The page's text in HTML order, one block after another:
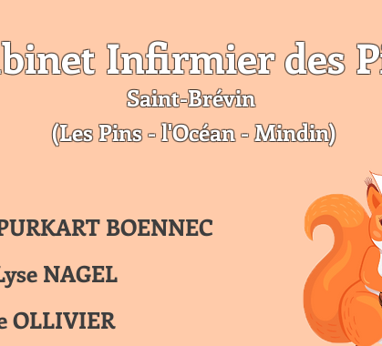
Infirmier des
Saint-Brévin
(Les Pins - l'Océan - Mindin)
BOENNEC
NAGEL
OLLIVIER